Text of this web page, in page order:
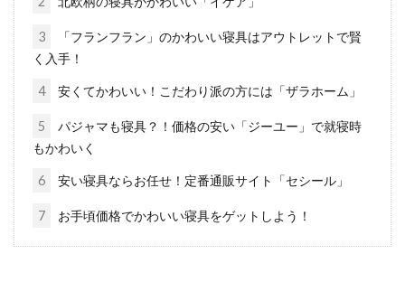
北欧風のヴィンテージベッドでおし
ヴィンテージのベッドを購入して、北欧の独特
3
「フランフラン」のかわいい寝具はアウトレットで賢
く入手！
4 安くてかわいい！こだわり派の方には「ザラホーム」
5
パジャマも寝具？！価格の安い「ジーユー」で就寝時
もかわいく
6 安い寝具ならお任せ！定番通販サイト「セシール」
7 お手頃価格でかわいい寝具をゲットしよう！